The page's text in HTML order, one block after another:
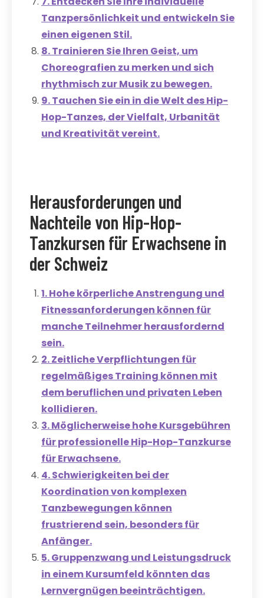
Tanzpersönlichkeit und entwickeln Sie
einen eigenen Stil.
8. Trainieren Sie Ihren Geist, um
Choreografien zu merken und sich
rhythmisch zur Musik zu bewegen.
9. Tauchen Sie ein in die Welt des Hip-
Hop-Tanzes, der Vielfalt, Urbanität
und Kreativität vereint.
Herausforderungen und
Nachteile von Hip-Hop-
Tanzkursen für Erwachsene in
der Schweiz
1. Hohe körperliche Anstrengung und
Fitnessanforderungen können für
manche Teilnehmer herausfordernd
sein.
2. Zeitliche Verpflichtungen für
regelmäßiges Training können mit
dem beruflichen und privaten Leben
kollidieren.
3. Möglicherweise hohe Kursgebühren
für professionelle Hip-Hop-Tanzkurse
für Erwachsene.
4. Schwierigkeiten bei der
Koordination von komplexen
Tanzbewegungen können
frustrierend sein, besonders für
Anfänger.
5. Gruppenzwang und Leistungsdruck
in einem Kursumfeld könnten das
Lernvergnügen beeinträchtigen.